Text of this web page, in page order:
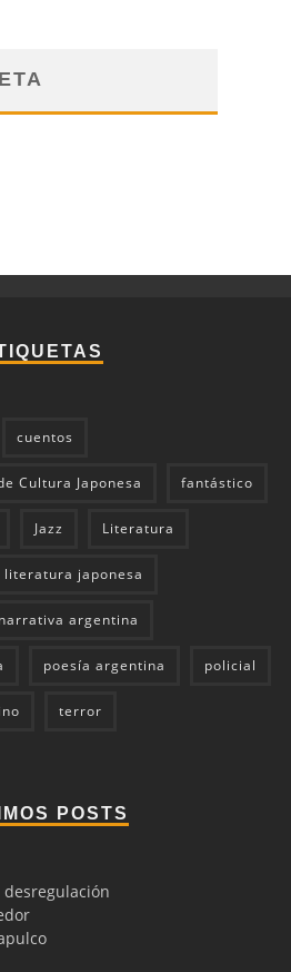
cuentos
Cultura Japonesa fantástico
Jazz Literatura
literatura japonesa
narrativa argentina
poesía argentina policial
terror
POSTS